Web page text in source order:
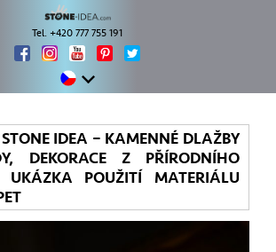
Tel. +420 777 755 191
IDEA – KAMENNÉ DLAŽBY
DEKORACE Z PŘÍRODNÍHO
POUŽITÍ MATERIÁLU